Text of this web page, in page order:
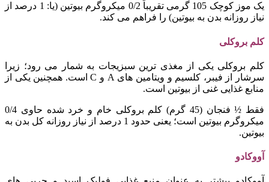
یک موز کوچک 105 گرمی تقریباً 0/2 میکروگرم بیوتین (یا: 1 درصد از
نیاز روزانه بدن به بیوتین) را فراهم می کند.
کلم بروکلی
کلم بروکلی یکی از مغذی ترین سبزیجات به شمار می رود؛ زیرا
سرشار از فیبر، کلسیم و ویتامین های A و C است. همچنین یکی از
منابع غذایی غنی از بیوتین است.
فقط ½ فنجان (45 گرم) کلم بروکلی خام و خرد شده حاوی 0/4
میکروگرم بیوتین است؛ یعنی حدود 1 درصد از نیاز روزانه کل بدن به
بیوتین.
آووکادو